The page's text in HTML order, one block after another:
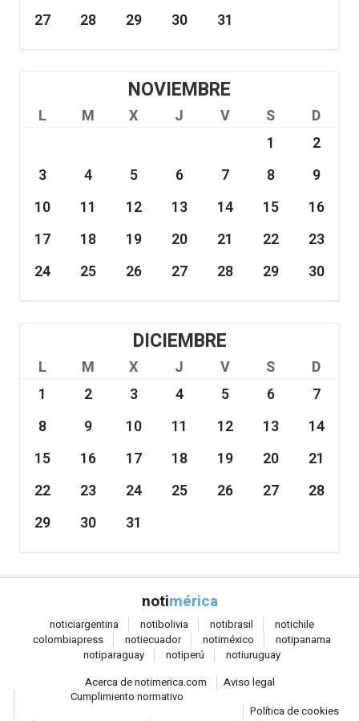
27
28 29 30 31
NOVIEMBRE
L M X J V S
D
1
2
3
4 5 6 7 8
9
10
11 12 13 14 15
16
17
18 19 20 21 22
23
24
25 26 27 28 29 30
DICIEMBRE
L M X J V S
D
1
2 3 4 5 6
7
8
9 10 11 12 13
14
15
16 17 18 19 20
21
22
23 24 25 26 27
28
29
30 31
notimérica
noticiargentina notibolivia notibrasil notichile
colombiapress notiecuador notiméxico notipanama
notiparaguay notiperú notiuruguay
Acerca de notimerica.com
Aviso legal
Cumplimiento normativo
Política de cookies